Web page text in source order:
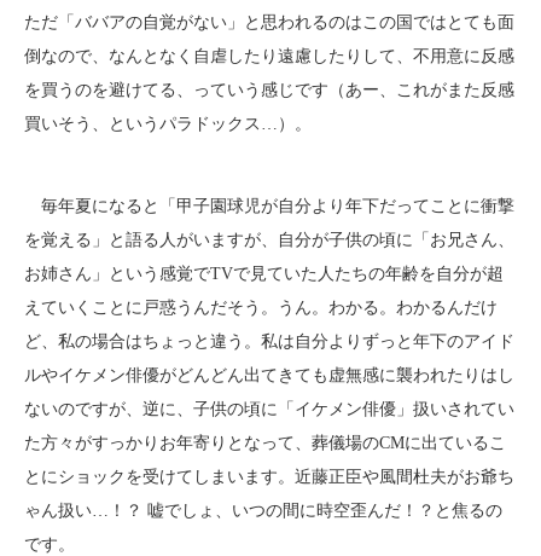
ただ「ババアの自覚がない」と思われるのはこの国ではとても面
倒なので、なんとなく自虐したり遠慮したりして、不用意に反感
を買うのを避けてる、っていう感じです（あー、これがまた反感
買いそう、というパラドックス…）。
毎年夏になると「甲子園球児が自分より年下だってことに衝撃
を覚える」と語る人がいますが、自分が子供の頃に「お兄さん、
お姉さん」という感覚でTVで見ていた人たちの年齢を自分が超
えていくことに戸惑うんだそう。うん。わかる。わかるんだけ
ど、私の場合はちょっと違う。私は自分よりずっと年下のアイド
ルやイケメン俳優がどんどん出てきても虚無感に襲われたりはし
ないのですが、逆に、子供の頃に「イケメン俳優」扱いされてい
た方々がすっかりお年寄りとなって、葬儀場のCMに出ているこ
とにショックを受けてしまいます。近藤正臣や風間杜夫がお爺ち
ゃん扱い…！？ 嘘でしょ、いつの間に時空歪んだ！？と焦るの
です。